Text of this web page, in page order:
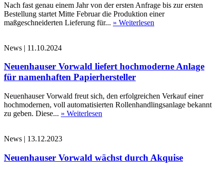
Nach fast genau einem Jahr von der ersten Anfrage bis zur ersten
Bestellung startet Mitte Februar die Produktion einer
maßgeschneiderten Lieferung für... » Weiterlesen
News | 11.10.2024
Neuenhauser Vorwald liefert hochmoderne Anlage
für namenhaften Papierhersteller
Neuenhauser Vorwald freut sich, den erfolgreichen Verkauf einer
hochmodernen, voll automatisierten Rollenhandlingsanlage bekannt
zu geben. Diese... » Weiterlesen
News | 13.12.2023
Neuenhauser Vorwald wächst durch Akquise